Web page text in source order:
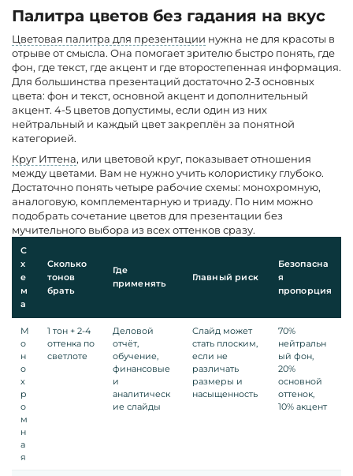
Палитра цветов без гадания на вкус
Цветовая палитра для презентации нужна не для красоты в
отрыве от смысла. Она помогает зрителю быстро понять, где
фон, где текст, где акцент и где второстепенная информация.
Для большинства презентаций достаточно 2-3 основных
цвета: фон и текст, основной акцент и дополнительный
акцент. 4-5 цветов допустимы, если один из них
нейтральный и каждый цвет закреплён за понятной
категорией.
Круг Иттена, или цветовой круг, показывает отношения
между цветами. Вам не нужно учить колористику глубоко.
Достаточно понять четыре рабочие схемы: монохромную,
аналоговую, комплементарную и триаду. По ним можно
подобрать сочетание цветов для презентации без
мучительного выбора из всех оттенков сразу.
С
х
е
м
а
Сколько
тонов
брать
Где
применять
Главный риск
Безопасна
я
пропорция
М
о
н
о
х
р
о
м
н
а
я
1 тон + 2-4
оттенка по
светлоте
Деловой
отчёт,
обучение,
финансовые
и
аналитическ
ие слайды
Слайд может
стать плоским,
если не
различать
размеры и
насыщенность
70%
нейтральн
ый фон,
20%
основной
оттенок,
10% акцент